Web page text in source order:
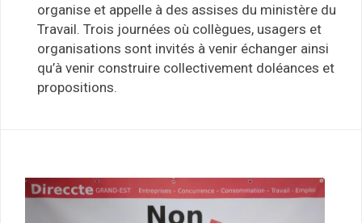
organise et appelle à des assises du ministère du
Travail. Trois journées où collègues, usagers et
organisations sont invités à venir échanger ainsi
qu’à venir construire collectivement doléances et
propositions.